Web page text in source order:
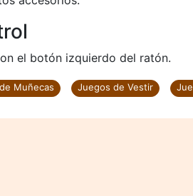
el botón izquierdo del ratón.
Muñecas Juegos de Vestir